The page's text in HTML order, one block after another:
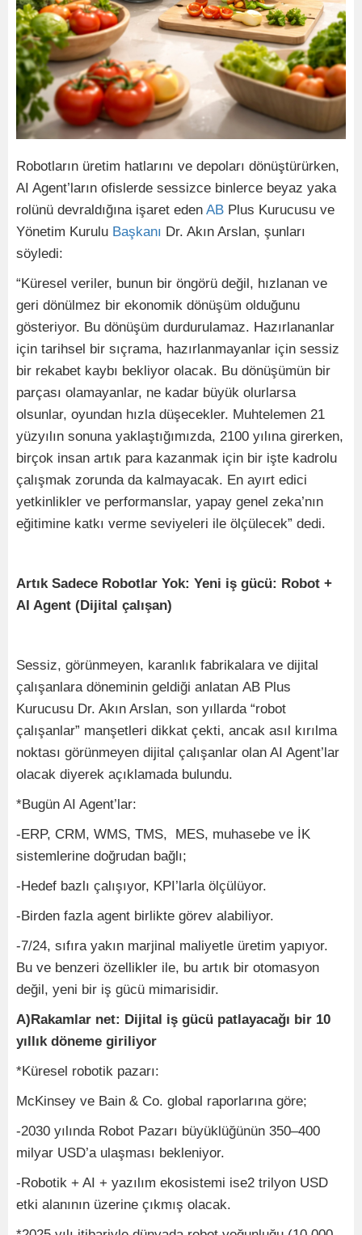
Robotların üretim hatlarını ve depoları dönüştürürken,
AI Agent’ların ofislerde sessizce binlerce beyaz yaka
rolünü devraldığına işaret eden AB Plus Kurucusu ve
Yönetim Kurulu Başkanı Dr. Akın Arslan, şunları
söyledi:
“Küresel veriler, bunun bir öngörü değil, hızlanan ve
geri dönülmez bir ekonomik dönüşüm olduğunu
gösteriyor. Bu dönüşüm durdurulamaz. Hazırlananlar
için tarihsel bir sıçrama, hazırlanmayanlar için sessiz
bir rekabet kaybı bekliyor olacak. Bu dönüşümün bir
parçası olamayanlar, ne kadar büyük olurlarsa
olsunlar, oyundan hızla düşecekler. Muhtelemen 21
yüzyılın sonuna yaklaştığımızda, 2100 yılına girerken,
birçok insan artık para kazanmak için bir işte kadrolu
çalışmak zorunda da kalmayacak. En ayırt edici
yetkinlikler ve performanslar, yapay genel zeka’nın
eğitimine katkı verme seviyeleri ile ölçülecek” dedi.
Artık Sadece Robotlar Yok: Yeni iş gücü: Robot +
AI Agent (Dijital çalışan)
Sessiz, görünmeyen, karanlık fabrikalara ve dijital
çalışanlara döneminin geldiği anlatan AB Plus
Kurucusu Dr. Akın Arslan, son yıllarda “robot
çalışanlar” manşetleri dikkat çekti, ancak asıl kırılma
noktası görünmeyen dijital çalışanlar olan AI Agent’lar
olacak diyerek açıklamada bulundu.
*Bugün AI Agent’lar:
-ERP, CRM, WMS, TMS, MES, muhasebe ve İK
sistemlerine doğrudan bağlı;
-Hedef bazlı çalışıyor, KPI’larla ölçülüyor.
-Birden fazla agent birlikte görev alabiliyor.
-7/24, sıfıra yakın marjinal maliyetle üretim yapıyor.
Bu ve benzeri özellikler ile, bu artık bir otomasyon
değil, yeni bir iş gücü mimarisidir.
A)Rakamlar net: Dijital iş gücü patlayacağı bir 10
yıllık döneme giriliyor
*Küresel robotik pazarı:
McKinsey ve Bain & Co. global raporlarına göre;
-2030 yılında Robot Pazarı büyüklüğünün 350–400
milyar USD’a ulaşması bekleniyor.
-Robotik + AI + yazılım ekosistemi ise2 trilyon USD
etki alanının üzerine çıkmış olacak.